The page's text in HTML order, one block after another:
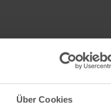
Über Cookies